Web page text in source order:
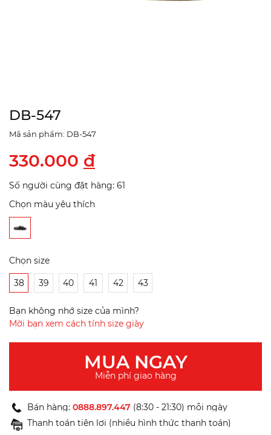
DB-547
Mã sản phẩm: DB-547
330.000 đ
Số người cùng đặt hàng: 61
Chọn màu yêu thích
Chọn size
38 39 40 41 42 43
Bạn không nhớ size của mình?
Mời bạn xem cách tính size giày
MUA NGAY
Miễn phí giao hàng
Bán hàng: 0888.897.447 (8:30 - 21:30) mỗi ngày
Thanh toán tiện lợi (nhiều hình thức thanh toán)